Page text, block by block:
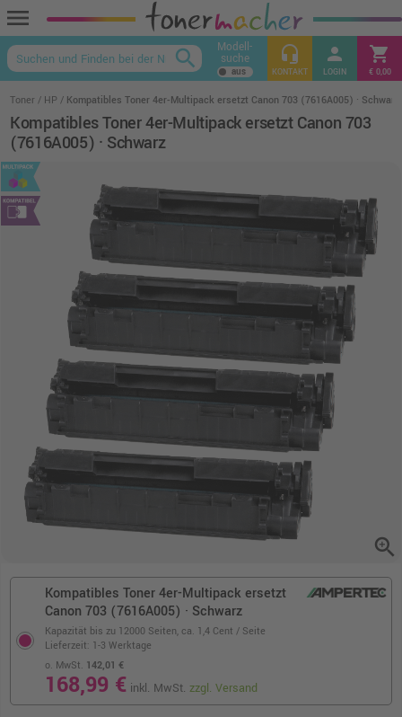
menu
keyboard_arrow_up
search Modell-
suche headset_mic
KONTAKT
person
LOGIN
shopping_cart
€ 0,00
Toner HP Kompatibles Toner 4er-Multipack ersetzt Canon 703 (7616A005) · Schwarz
Kompatibles Toner 4er-Multipack ersetzt Canon 703
(7616A005) · Schwarz
zoom_in
Kompatibles Toner 4er-Multipack ersetzt
Canon 703 (7616A005) · Schwarz
Kapazität bis zu 12000 Seiten, ca. 1,4 Cent / Seite
o. MwSt. 142,01 €
168,99 € inkl. MwSt.zzgl. Versand
Lieferzeit: 1-3 Werktage